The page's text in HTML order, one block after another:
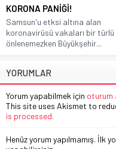
KORONA PANİĞİ!
Samsun'u etksi altına alan
koronavirüsü vakaları bir türlü
önlenemezken Büyükşehir...
YORUMLAR
Yorum yapabilmek için oturum
This site uses Akismet to
is processed.
Henüz yorum yapılmamış. İlk